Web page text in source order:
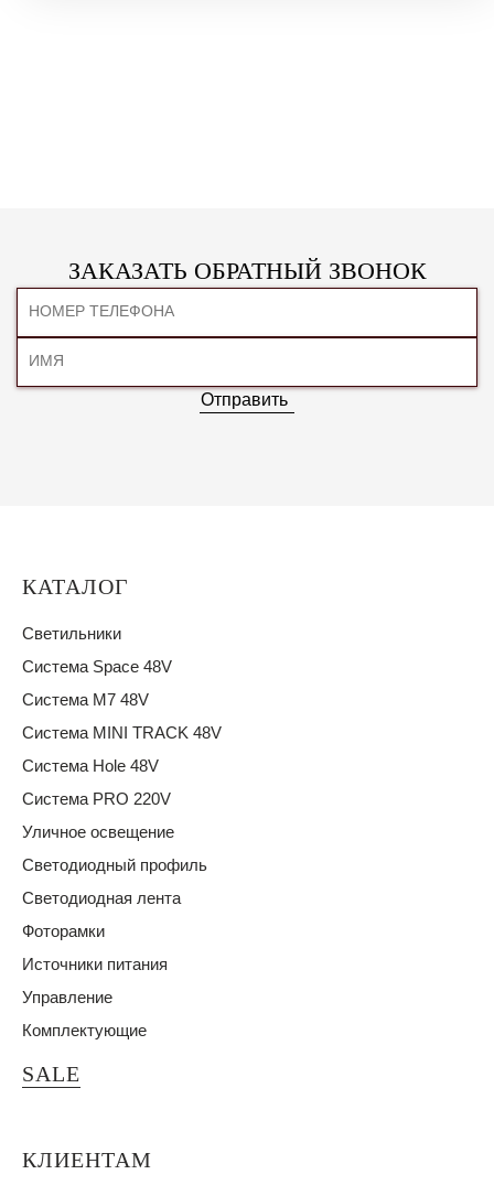
ЗАКАЗАТЬ ОБРАТНЫЙ ЗВОНОК
Отправить
КАТАЛОГ
Светильники
Система Space 48V
Система M7 48V
Система MINI TRACK 48V
Система Hole 48V
Система PRO 220V
Уличное освещение
Светодиодный профиль
Светодиодная лента
Фоторамки
Источники питания
Управление
Комплектующие
SALE
КЛИЕНТАМ